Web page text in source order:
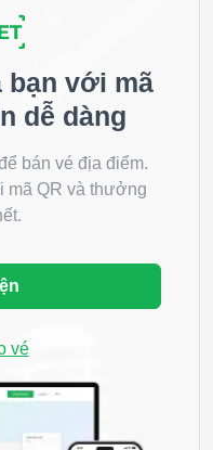
bạn với mã
dễ dàng
bán vé địa điểm.
mã QR và thưởng
vé